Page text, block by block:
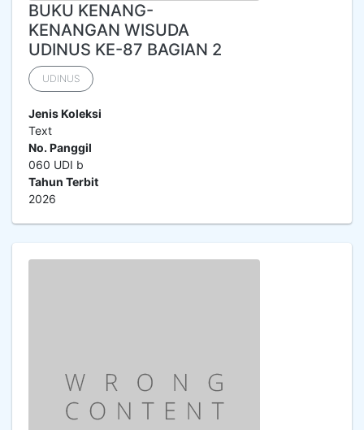
BUKU KENANG-
KENANGAN WISUDA
UDINUS KE-87 BAGIAN 2
UDINUS
Jenis Koleksi
Text
No. Panggil
060 UDI b
Tahun Terbit
2026